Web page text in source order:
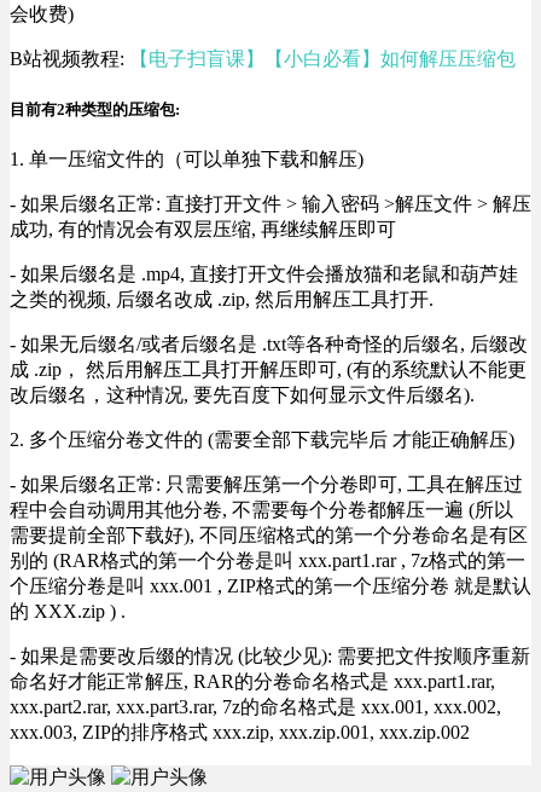
会收费)
B站视频教程: 【电子扫盲课】【小白必看】如何解压压缩包
目前有2种类型的压缩包:
1. 单一压缩文件的（可以单独下载和解压)
- 如果后缀名正常: 直接打开文件 > 输入密码 >解压文件 > 解压
成功, 有的情况会有双层压缩, 再继续解压即可
- 如果后缀名是 .mp4, 直接打开文件会播放猫和老鼠和葫芦娃
之类的视频, 后缀名改成 .zip, 然后用解压工具打开.
- 如果无后缀名/或者后缀名是 .txt等各种奇怪的后缀名, 后缀改
成 .zip， 然后用解压工具打开解压即可, (有的系统默认不能更
改后缀名，这种情况, 要先百度下如何显示文件后缀名).
2. 多个压缩分卷文件的 (需要全部下载完毕后 才能正确解压)
- 如果后缀名正常: 只需要解压第一个分卷即可, 工具在解压过
程中会自动调用其他分卷, 不需要每个分卷都解压一遍 (所以
需要提前全部下载好), 不同压缩格式的第一个分卷命名是有区
别的 (RAR格式的第一个分卷是叫 xxx.part1.rar , 7z格式的第一
个压缩分卷是叫 xxx.001 , ZIP格式的第一个压缩分卷 就是默认
的 XXX.zip ) .
- 如果是需要改后缀的情况 (比较少见): 需要把文件按顺序重新
命名好才能正常解压, RAR的分卷命名格式是 xxx.part1.rar,
xxx.part2.rar, xxx.part3.rar, 7z的命名格式是 xxx.001, xxx.002,
xxx.003, ZIP的排序格式 xxx.zip, xxx.zip.001, xxx.zip.002